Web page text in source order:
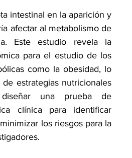
intestinal en la aparición y
afectar al metabolismo de
Este estudio revela la
para el estudio de los
como la obesidad, lo
estrategias nutricionales
una prueba de
clínica para identificar
los riesgos para la